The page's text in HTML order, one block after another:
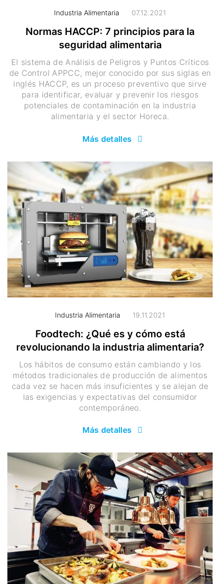
Industria Alimentaria 07.12.2021
Normas HACCP: 7 principios para la
seguridad alimentaria
El sistema de Análisis de Peligros y Puntos Críticos
de Control APPCC, mejor conocido por sus siglas en
inglés HACCP, es un proceso preventivo que sirve
para identificar, evaluar y prevenir los riesgos
potenciales de contaminación en la industria
alimentaria y el sector Horeca.
Más detalles
Industria Alimentaria 19.11.2021
Foodtech: ¿Qué es y cómo está
revolucionando la industria alimentaria?
Los hábitos de consumo están cambiando y los
métodos tradicionales de producción de alimentos
cada vez se hacen más insuficientes y se alejan de
las exigencias y expectativas del consumidor
contemporáneo.
Más detalles